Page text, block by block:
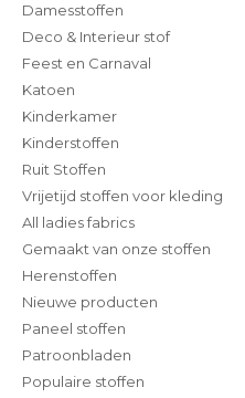
Damesstoffen
Deco & Interieur stof
Feest en Carnaval
Katoen
Kinderkamer
Kinderstoffen
Ruit Stoffen
Vrijetijd stoffen voor kleding
All ladies fabrics
Gemaakt van onze stoffen
Herenstoffen
Nieuwe producten
Paneel stoffen
Patroonbladen
Populaire stoffen